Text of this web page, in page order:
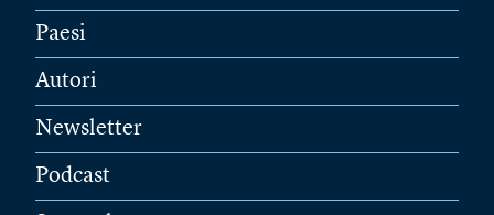
Paesi
Autori
Newsletter
Podcast